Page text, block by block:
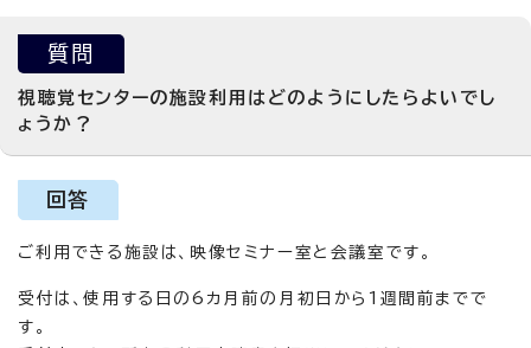
質問
視聴覚センターの施設利用はどのようにしたらよいでし
ょうか？
回答
ご利用できる施設は、映像セミナー室と会議室です。
受付は、使用する日の6カ月前の月初日から1週間前までで
す。